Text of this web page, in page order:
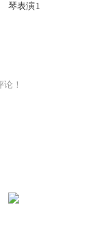
琴表演1
！